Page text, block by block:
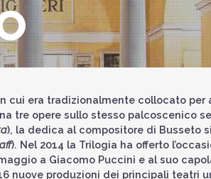
cui era tradizionalmente collocato per
tre opere sullo stesso palcoscenico
), la dedica al compositore di Busseto
). Nel 2014 la Trilogia ha offerto
a Giacomo Puccini e al suo
nuove produzioni dei principali teatri